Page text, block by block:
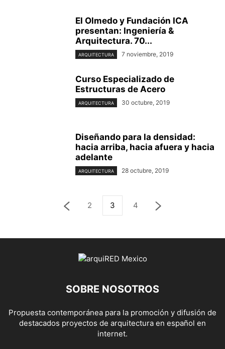
El Olmedo y Fundación ICA
presentan: Ingeniería &
Arquitectura. 70...
ARQUITECTURA 7 noviembre, 2019
Curso Especializado de
Estructuras de Acero
ARQUITECTURA 30 octubre, 2019
Diseñando para la densidad:
hacia arriba, hacia afuera y hacia
adelante
ARQUITECTURA 28 octubre, 2019
2 3 4
SOBRE NOSOTROS
Propuesta contemporánea para la promoción y difusión de
destacados proyectos de arquitectura en español en
internet.